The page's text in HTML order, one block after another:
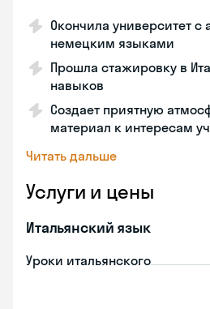
Окончила университет с
немецким языками
Прошла стажировку в
навыков
Создает приятную
материал к интересам
Читать дальше
Услуги и цены
Итальянский язык
Уроки итальянского